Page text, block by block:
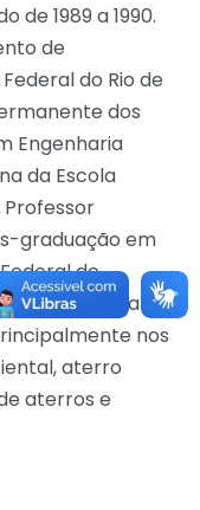
de 1989 a 1990.
de
do Rio de
dos
Engenharia
da Escola
Professor
graduação em
de
na área de
nos
aterro
aterros e